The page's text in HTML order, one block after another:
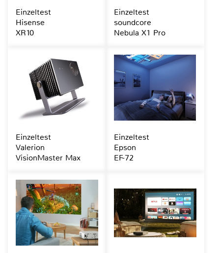
Einzeltest
Hisense
XR10
Einzeltest
soundcore
Nebula X1 Pro
Einzeltest
Valerion
VisionMaster Max
Einzeltest
Epson
EF-72